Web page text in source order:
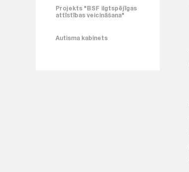
Projekts "BSF ilgtspējīgas
attīstības veicināšana"
Autisma kabinets